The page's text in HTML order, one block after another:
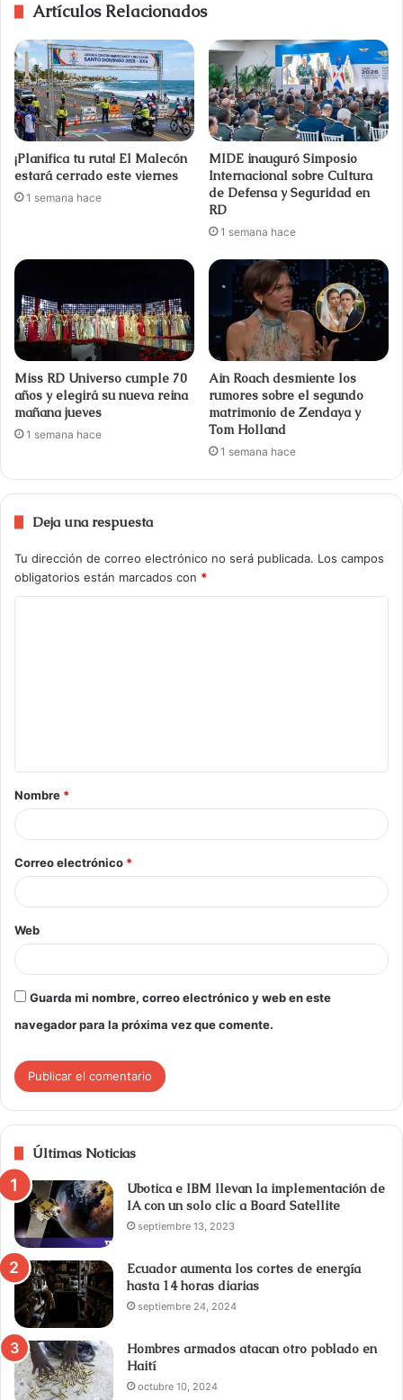
Artículos Relacionados
¡Planifica tu ruta! El Malecón
estará cerrado este viernes
1 semana hace
MIDE inauguró Simposio
Internacional sobre Cultura
de Defensa y Seguridad en
RD
1 semana hace
Miss RD Universo cumple 70
años y elegirá su nueva reina
mañana jueves
1 semana hace
Ain Roach desmiente los
rumores sobre el segundo
matrimonio de Zendaya y
Tom Holland
1 semana hace
Deja una respuesta
Tu dirección de correo electrónico no será publicada. Los campos
obligatorios están marcados con *
Nombre *
Correo electrónico *
Web
Guarda mi nombre, correo electrónico y web en este
navegador para la próxima vez que comente.
Últimas Noticias
Ubotica e IBM llevan la implementación de
IA con un solo clic a Board Satellite
septiembre 13, 2023
Ecuador aumenta los cortes de energía
hasta 14 horas diarias
septiembre 24, 2024
Hombres armados atacan otro poblado en
Haití
octubre 10, 2024